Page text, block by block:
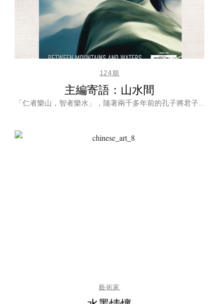
124期
主編寄語：山水間
「仁者樂山，智者樂水」，隨著兩千多年前的孔子將君子…
藝術家